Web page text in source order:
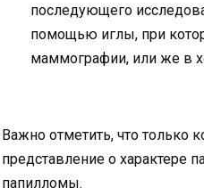
последующего
помощью иглы, при
маммографии, или же в
Важно отметить, что только
представление о характере
папилломы.